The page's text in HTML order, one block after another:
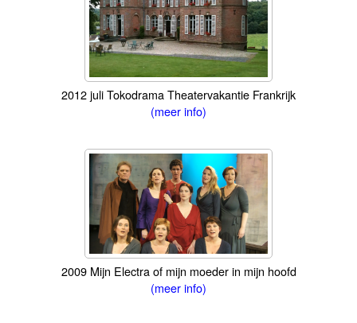
2012 juli Tokodrama Theatervakantie Frankrijk
(meer info)
2009 Mijn Electra of mijn moeder in mijn hoofd
(meer info)